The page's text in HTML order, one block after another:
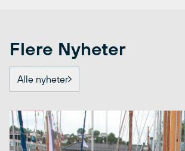
Flere Nyheter
Alle nyheter